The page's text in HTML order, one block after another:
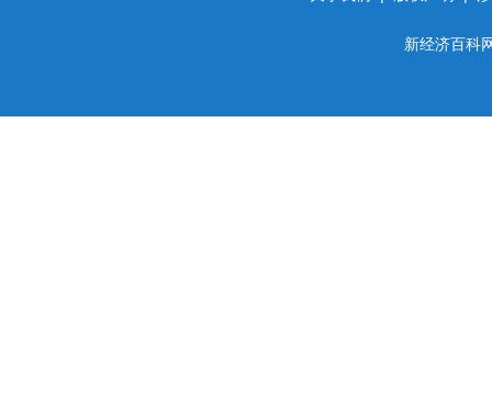
新经济百科